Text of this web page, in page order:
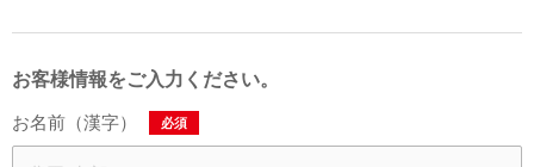
お客様情報をご入力ください。
お名前（漢字） 必須